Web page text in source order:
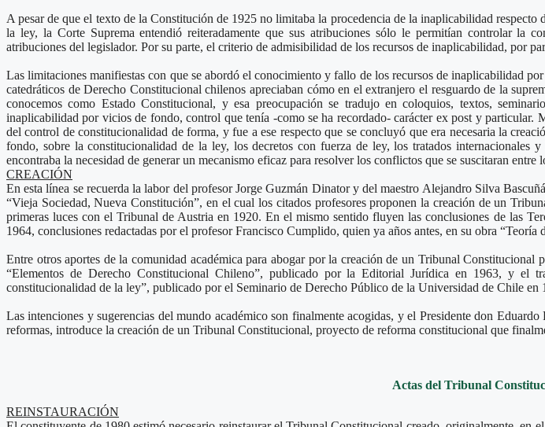
A pesar de que el texto de la Constitución de 1925 no limitaba la procedencia de la inaplicabilidad
la ley, la Corte Suprema entendió reiteradamente que sus atribuciones sólo le permitían controlar la
atribuciones del legislador. Por su parte, el criterio de admisibilidad de los recursos de inaplicabilidad, por
Las limitaciones manifiestas con que se abordó el conocimiento y fallo de los recursos de inaplicabilidad
catedráticos de Derecho Constitucional chilenos apreciaban cómo en el extranjero el resguardo de la
conocemos como Estado Constitucional, y esa preocupación se tradujo en coloquios, textos,
inaplicabilidad por vicios de fondo, control que tenía -como se ha recordado- carácter ex post y particular.
del control de constitucionalidad de forma, y fue a ese respecto que se concluyó que era necesaria la
fondo, sobre la constitucionalidad de la ley, los decretos con fuerza de ley, los tratados internacionales
encontraba la necesidad de generar un mecanismo eficaz para resolver los conflictos que se suscitaran entre
CREACIÓN
En esta línea se recuerda la labor del profesor Jorge Guzmán Dinator y del maestro Alejandro Silva
“Vieja Sociedad, Nueva Constitución”, en el cual los citados profesores proponen la creación de un
primeras luces con el Tribunal de Austria en 1920. En el mismo sentido fluyen las conclusiones de las
1964, conclusiones redactadas por el profesor Francisco Cumplido, quien ya años antes, en su obra
Entre otros aportes de la comunidad académica para abogar por la creación de un Tribunal
“Elementos de Derecho Constitucional Chileno”, publicado por la Editorial Jurídica en 1963, y el
constitucionalidad de la ley”, publicado por el Seminario de Derecho Público de la Universidad de Chile en
Las intenciones y sugerencias del mundo académico son finalmente acogidas, y el Presidente don
reformas, introduce la creación de un Tribunal Constitucional, proyecto de reforma constitucional que
Actas del Tribunal
REINSTAURACIÓN